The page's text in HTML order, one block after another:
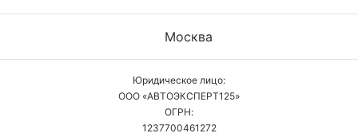
Москва
Юридическое лицо:
ООО «АВТОЭКСПЕРТ125»
ОГРН:
1237700461272